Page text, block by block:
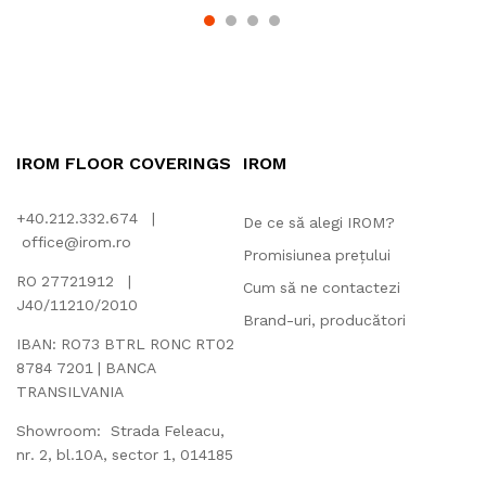
IROM FLOOR COVERINGS
+40.212.332.674 |
office@irom.ro
RO 27721912 |
J40/11210/2010
IBAN: RO73 BTRL RONC RT02
8784 7201 | BANCA
TRANSILVANIA
Showroom: Strada Feleacu,
nr. 2, bl.10A, sector 1, 014185
IROM
De ce să alegi IROM?
Promisiunea prețului
Cum să ne contactezi
Brand-uri, producători